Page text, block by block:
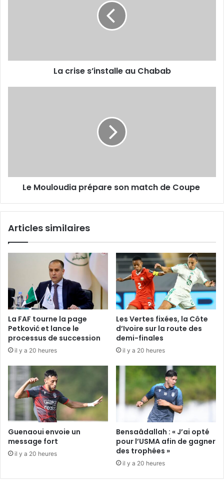
La crise s’installe au Chabab
Le Mouloudia prépare son match de Coupe
Articles similaires
La FAF tourne la page
Petković et lance le
processus de succession
il y a 20 heures
Les Vertes fixées, la Côte
d’Ivoire sur la route des
demi-finales
il y a 20 heures
Guenaoui envoie un
message fort
il y a 20 heures
Bensaâdallah : « J’ai opté
pour l’USMA afin de gagner
des trophées »
il y a 20 heures